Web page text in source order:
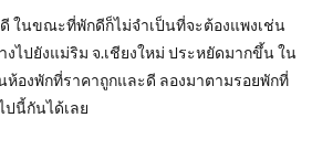
ในขณะที่พักดีก็ไม่จำเป็นที่จะต้องแพงเช่น
งไปยังแม่ริม จ.เชียงใหม่ ประหยัดมากขึ้น ใน
องพักที่ราคาถูกและดี ลองมาตามรอยพักที่
ปนี้กันได้เลย